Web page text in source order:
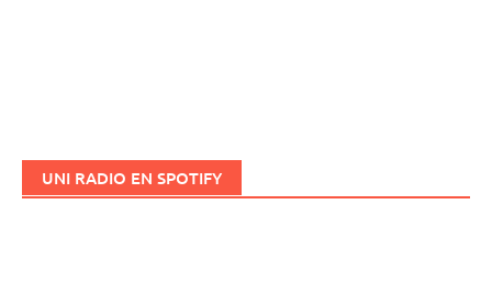
UNI RADIO EN SPOTIFY